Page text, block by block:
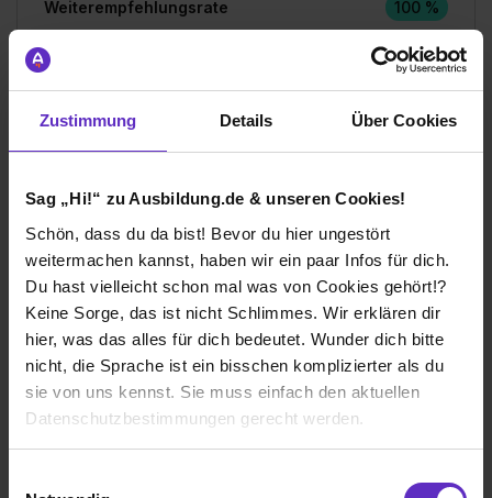
Zustimmung Details Über Cookies
Sag „Hi!“ zu Ausbildung.de & unseren Cookies!
Schön, dass du da bist! Bevor du hier ungestört
weitermachen kannst, haben wir ein paar Infos für dich.
Du hast vielleicht schon mal was von Cookies gehört!?
Keine Sorge, das ist nicht Schlimmes. Wir erklären dir
hier, was das alles für dich bedeutet. Wunder dich bitte
nicht, die Sprache ist ein bisschen komplizierter als du
sie von uns kennst. Sie muss einfach den aktuellen
Datenschutzbestimmungen gerecht werden.
Ich würde diese Firma
Weiterempfehlungsrate 100 %
Gesamtbewertung
Aufgaben & Lernerfolg
Bewerte jetzt deine Ausbildung